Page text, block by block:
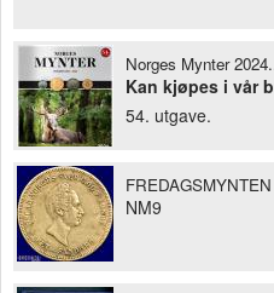
Norges Mynter
Kan kjøpes i vår
54. utgave.
NM9